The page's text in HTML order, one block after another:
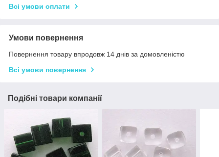
Всі умови оплати
Умови повернення
Повернення товару впродовж 14 днів за домовленістю
Всі умови повернення
Подібні товари компанії